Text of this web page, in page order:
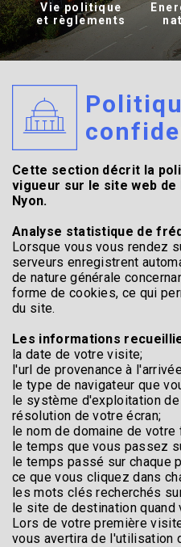
Vie politique
et règlements
Cette section décrit la
vigueur sur le site web de
Nyon.
Analyse statistique de
Lorsque vous vous rendez
serveurs enregistrent
de nature générale
forme de cookies, ce qui
du site.
Les informations
la date de votre visite;
l'url de provenance à
le type de navigateur que
le système d'exploitation de
résolution de votre écran;
le nom de domaine de
le temps que vous passez
le temps passé sur chaque
ce que vous cliquez dans
les mots clés recherchés
le site de destination
Lors de votre première
vous avertira de l'utilisation